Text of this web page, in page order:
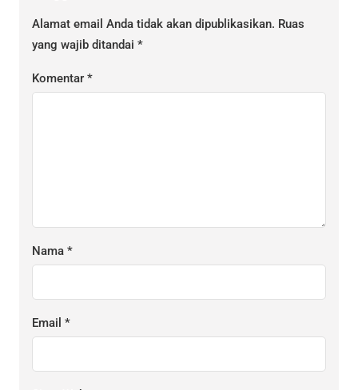
Alamat email Anda tidak akan dipublikasikan. Ruas
yang wajib ditandai *
Komentar *
Nama *
Email *